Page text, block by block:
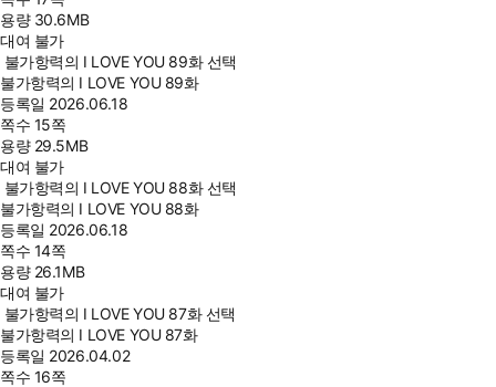
용량 30.6MB
대여 불가
불가항력의 I LOVE YOU 89화 선택
불가항력의 I LOVE YOU 89화
등록일 2026.06.18
쪽수 15쪽
용량 29.5MB
대여 불가
불가항력의 I LOVE YOU 88화 선택
불가항력의 I LOVE YOU 88화
등록일 2026.06.18
쪽수 14쪽
용량 26.1MB
대여 불가
불가항력의 I LOVE YOU 87화 선택
불가항력의 I LOVE YOU 87화
등록일 2026.04.02
쪽수 16쪽